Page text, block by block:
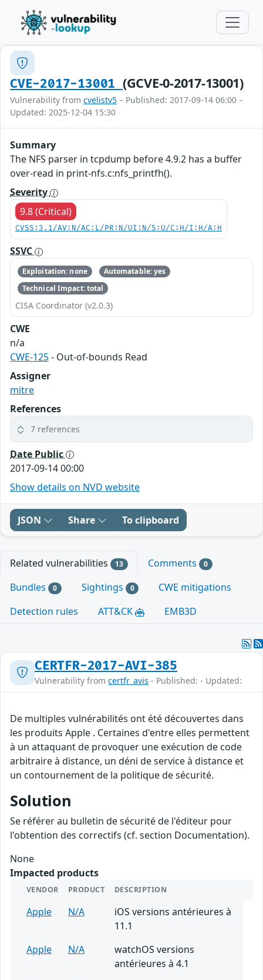
CVE-2017-13001 (GCVE-0-2017-13001)
Vulnerability from cvelistv5 – Published: 2017-09-14 06:00 –
Updated: 2025-12-04 15:30
Summary
The NFS parser in tcpdump before 4.9.2 has a buffer
over-read in print-nfs.c:nfs_printfh().
Severity
9.8 (Critical)
CVSS:3.1/AV:N/AC:L/PR:N/UI:N/S:U/C:H/I:H/A:H
SSVC
Exploitation: none
Automatable: yes
Technical Impact: total
CISA Coordinator (v2.0.3)
CWE
n/a
CWE-125- Out-of-bounds Read
Assigner
mitre
References
7 references
Date Public
2017-09-14 00:00
Show details on NVD website
JSON Share To clipboard
Related vulnerabilities 13 Comments 0
Bundles 0 Sightings 0
CWE mitigations
Detection rules
ATT&CK EMB3D
CERTFR-2017-AVI-385
Vulnerability from certfr_avis - Published: - Updated:
De multiples vulnérabilités ont été découvertes dans
les produits Apple . Certaines d'entre elles permettent
à un attaquant de provoquer une exécution de code
arbitraire à distance, un déni de service à distance et
un contournement de la politique de sécurité.
Solution
Se référer au bulletin de sécurité de l'éditeur pour
l'obtention des correctifs (cf. section Documentation).
None
Impacted products
VENDOR PRODUCT DESCRIPTION
Apple N/A
iOS versions antérieures à
11.1
Apple
N/A
watchOS versions
antérieures à 4.1